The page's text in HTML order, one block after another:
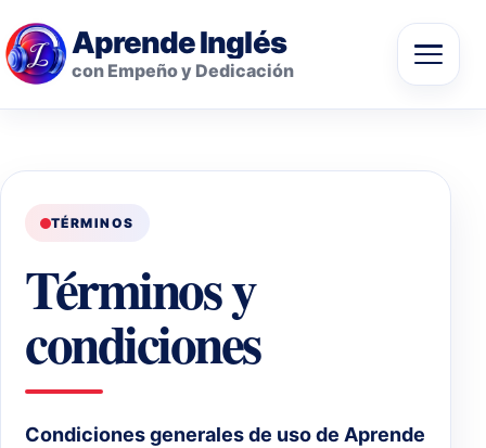
Aprende Inglés
con Empeño y Dedicación
TÉRMINOS
Términos y
condiciones
Condiciones generales de uso de Aprende